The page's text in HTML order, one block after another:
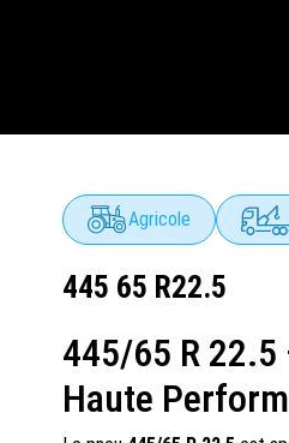
Agricole
445 65 R22.5
445/65 R 22.5
Haute